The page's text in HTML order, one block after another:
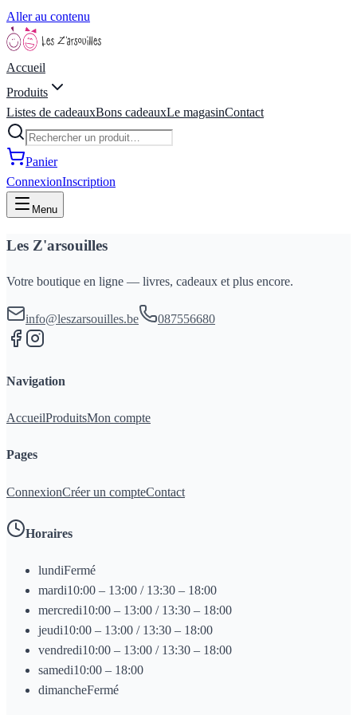
Aller au contenu
Accueil
Produits
Listes de cadeauxBons cadeauxLe magasinContact
Panier
ConnexionInscription
Menu
Les Z'arsouilles
Votre boutique en ligne — livres, cadeaux et plus encore.
info@leszarsouilles.be 087556680
Navigation
AccueilProduitsMon compte
Pages
ConnexionCréer un compteContact
Horaires
lundiFermé
mardi10:00 – 13:00 / 13:30 – 18:00
mercredi10:00 – 13:00 / 13:30 – 18:00
jeudi10:00 – 13:00 / 13:30 – 18:00
vendredi10:00 – 13:00 / 13:30 – 18:00
samedi10:00 – 18:00
dimancheFermé